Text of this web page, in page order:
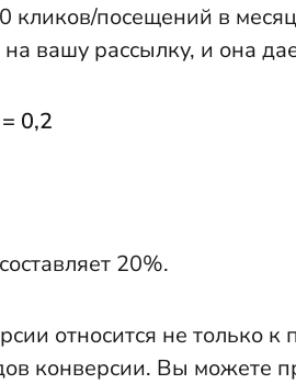
кликов/посещений в
вашу рассылку, и она
0,2
20%.
относится не только
конверсии. Вы можете